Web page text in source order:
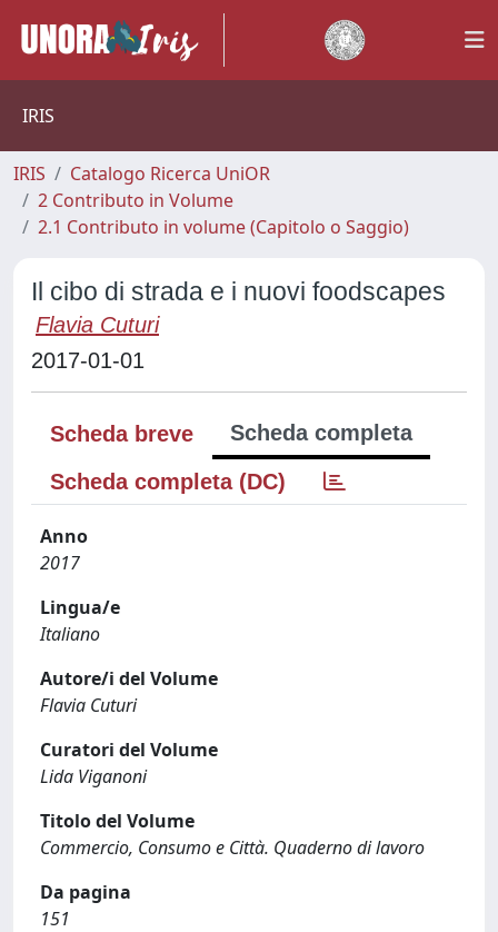
IRIS
IRIS
Catalogo Ricerca UniOR
2 Contributo in Volume
2.1 Contributo in volume (Capitolo o Saggio)
Il cibo di strada e i nuovi foodscapes
Flavia Cuturi
2017-01-01
Scheda breve
Scheda completa
Scheda completa (DC)
Anno
2017
Lingua/e
Italiano
Autore/i del Volume
Flavia Cuturi
Curatori del Volume
Lida Viganoni
Titolo del Volume
Commercio, Consumo e Città. Quaderno di lavoro
Da pagina
151